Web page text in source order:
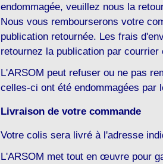
endommagée, veuillez nous la
Nous vous rembourserons votre
publication retournée. Les frais
retournez la publication par courrier
L'ARSOM peut refuser ou ne pas
celles-ci ont été endommagées par
Livraison de votre commande
Votre colis sera livré à l'adresse
L'ARSOM met tout en œuvre pour